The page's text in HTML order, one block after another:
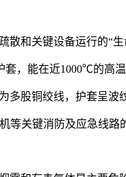
和关键设备运行的“生
，能在近1000℃的高
股铜绞线，护套呈波
关键消防及应急线路